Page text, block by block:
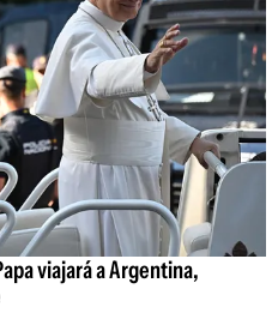
viajará a Argentina,